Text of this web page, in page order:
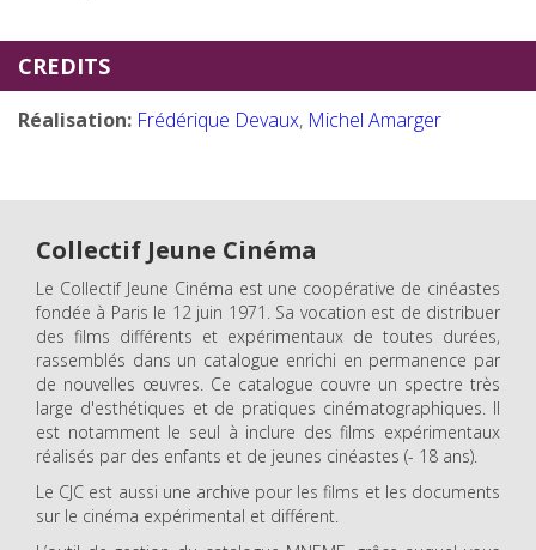
CREDITS
Réalisation: Frédérique Devaux, Michel Amarger
Collectif Jeune Cinéma
Le Collectif Jeune Cinéma est une coopérative de cinéastes
fondée à Paris le 12 juin 1971. Sa vocation est de distribuer
des films différents et expérimentaux de toutes durées,
rassemblés dans un catalogue enrichi en permanence par
de nouvelles œuvres. Ce catalogue couvre un spectre très
large d'esthétiques et de pratiques cinématographiques. Il
est notamment le seul à inclure des films expérimentaux
réalisés par des enfants et de jeunes cinéastes (- 18 ans).
Le CJC est aussi une archive pour les films et les documents
sur le cinéma expérimental et différent.